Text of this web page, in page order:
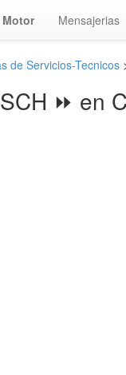
Motor Mensajerias
de Servicios-Tecnicos
⏩ en